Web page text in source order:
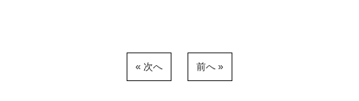
« 次へ 前へ »